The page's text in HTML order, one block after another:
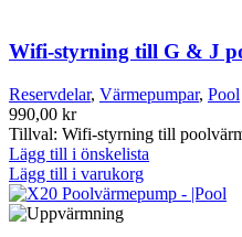
har
flera
varianter.
De
olika
alternativen
kan
väljas
på
produktsidan
Wifi-styrning till G & J
Reservdelar, Värmepumpar, Pool
990,00 kr
Tillval: Wifi-styrning till
Lägg till i önskelista
Lägg till i varukorg